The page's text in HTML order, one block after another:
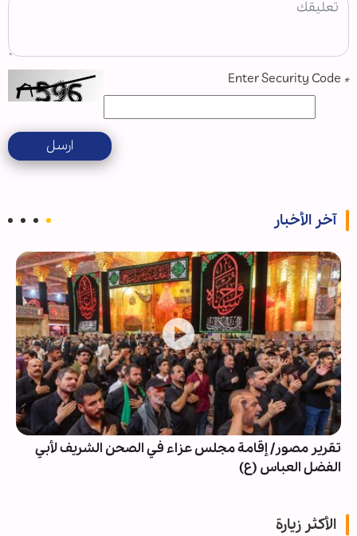
*
ارسل
آخر الأخبار
تقرير مصور/ إقامة مجلس عزاء في الصحن الشريف لأبي
الفضل العباس (ع)
الأكثر زيارة